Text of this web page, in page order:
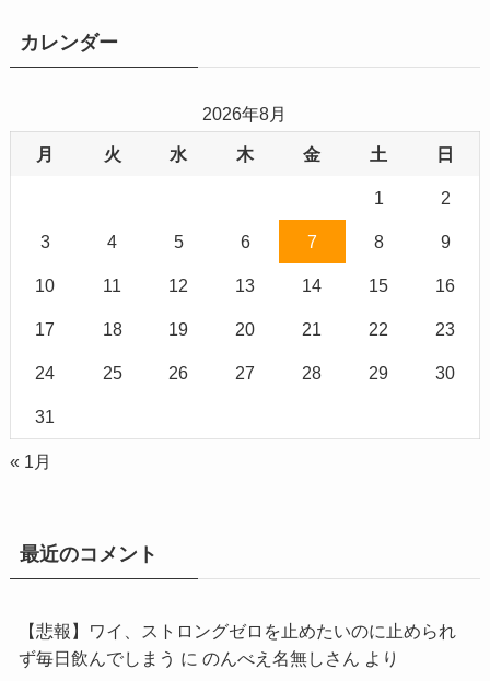
ブカレンダー
2026年8月
月 火 水 木 金 土 日
1 2
3 4 5 6 7 8 9
10 11 12 13 14 15 16
17 18 19 20 21 22 23
24 25 26 27 28 29 30
31
« 1月
最近のコメント
【悲報】ワイ、ストロングゼロを止めたいのに止められ
ず毎日飲んでしまう に のんべえ名無しさん より